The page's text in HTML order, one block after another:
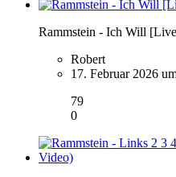
Rammstein - Ich Will
Robert
17. Februar 2026
79
0